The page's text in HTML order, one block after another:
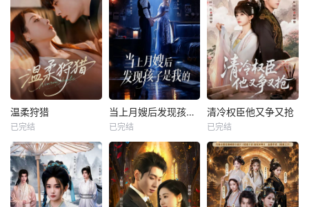
温柔狩猎
已完结
当上月嫂后发现孩子是我的
已完结
清冷权臣他又争又抢
已完结